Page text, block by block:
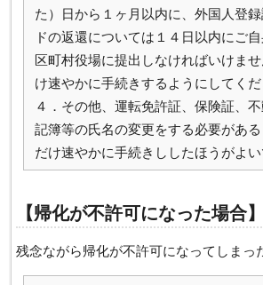
た）日から１ヶ月以内に、外国人登
ドの返還については１４日以内にご
区町村役場に提出しなければいけま
け速やかに手続きするようにしてくだ
４．その他、運転免許証、保険証、
記簿等の氏名の変更をする必要があ
だけ速やかに手続きししたほうがよい
【帰化が不許可になった場合】
残念ながら帰化が不許可になってしまっ